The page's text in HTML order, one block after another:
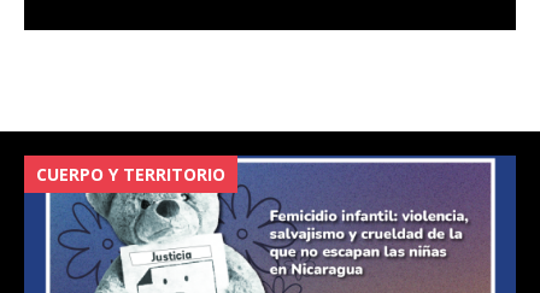
CUERPO Y TERRITORIO